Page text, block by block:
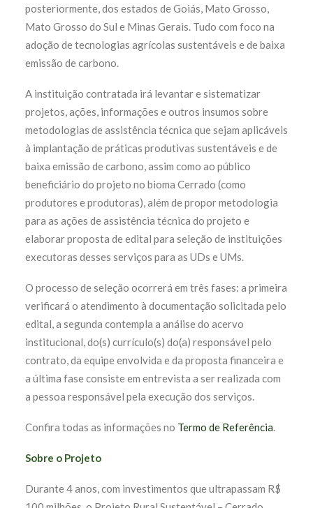
posteriormente, dos estados de Goiás, Mato Grosso,
Mato Grosso do Sul e Minas Gerais. Tudo com foco na
adoção de tecnologias agrícolas sustentáveis e de baixa
emissão de carbono.
A instituição contratada irá levantar e sistematizar
projetos, ações, informações e outros insumos sobre
metodologias de assistência técnica que sejam aplicáveis
à implantação de práticas produtivas sustentáveis e de
baixa emissão de carbono, assim como ao público
beneficiário do projeto no bioma Cerrado (como
produtores e produtoras), além de propor metodologia
para as ações de assistência técnica do projeto e
elaborar proposta de edital para seleção de instituições
executoras desses serviços para as UDs e UMs.
O processo de seleção ocorrerá em três fases: a primeira
verificará o atendimento à documentação solicitada pelo
edital, a segunda contempla a análise do acervo
institucional, do(s) currículo(s) do(a) responsável pelo
contrato, da equipe envolvida e da proposta financeira e
a última fase consiste em entrevista a ser realizada com
a pessoa responsável pela execução dos serviços.
Confira todas as informações no Termo de Referência.
Sobre o Projeto
Durante 4 anos, com investimentos que ultrapassam R$